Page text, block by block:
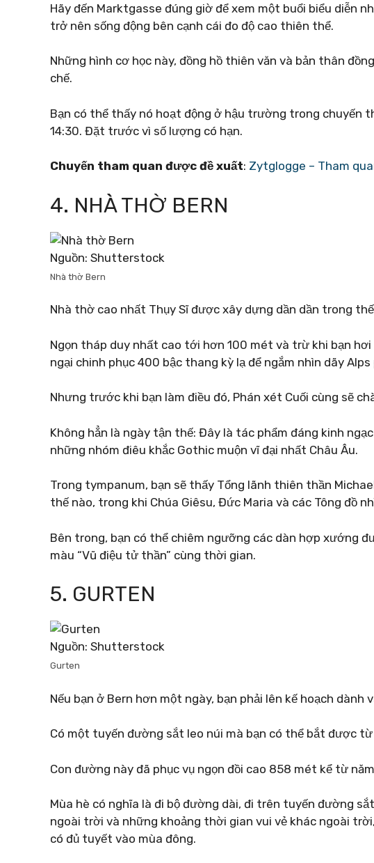
Hãy đến Marktgasse đúng giờ để xem một buổi biểu diễn
trở nên sống động bên cạnh cái đo độ cao thiên thể.
Những hình cơ học này, đồng hồ thiên văn và bản thân
chế.
Bạn có thể thấy nó hoạt động ở hậu trường trong chuyến
14:30. Đặt trước vì số lượng có hạn.
Chuyến tham quan được đề xuất: Zytglogge – Tham
4. NHÀ THỜ BERN
Nguồn: Shutterstock
Nhà thờ Bern
Nhà thờ cao nhất Thụy Sĩ được xây dựng dần dần trong thế
Ngọn tháp duy nhất cao tới hơn 100 mét và trừ khi bạn hơi
ngại chinh phục 400 bậc thang kỳ lạ để ngắm nhìn dãy
Nhưng trước khi bạn làm điều đó, Phán xét Cuối cùng sẽ
Không hẳn là ngày tận thế: Đây là tác phẩm đáng kinh
những nhóm điêu khắc Gothic muộn vĩ đại nhất Châu Âu.
Trong tympanum, bạn sẽ thấy Tổng lãnh thiên thần
thế nào, trong khi Chúa Giêsu, Đức Maria và các Tông đồ
Bên trong, bạn có thể chiêm ngưỡng các dàn hợp xướng
màu “Vũ điệu tử thần” cùng thời gian.
5. GURTEN
Nguồn: Shutterstock
Gurten
Nếu bạn ở Bern hơn một ngày, bạn phải lên kế hoạch
Có một tuyến đường sắt leo núi mà bạn có thể bắt được từ
Con đường này đã phục vụ ngọn đồi cao 858 mét kể từ
Mùa hè có nghĩa là đi bộ đường dài, đi trên tuyến đường
ngoài trời và những khoảng thời gian vui vẻ khác ngoài
có đủ tuyết vào mùa đông.